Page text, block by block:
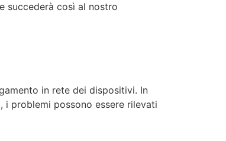
succederà così al nostro
in rete dei dispositivi. In
problemi possono essere rilevati